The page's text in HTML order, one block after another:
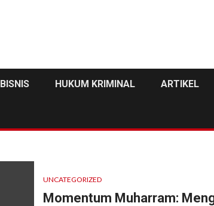
HUKUM KRIMINAL ARTIKEL
UNCATEGORIZED
Momentum Muharram: